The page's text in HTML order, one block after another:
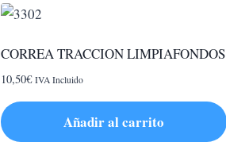
CORREA TRACCION LIMPIAFONDOS
10,50€ IVA Incluido
Añadir al carrito